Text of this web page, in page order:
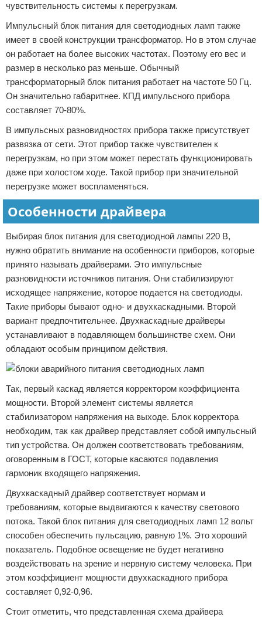
чувствительность системы к перегрузкам.
Импульсный блок питания для светодиодных ламп также
имеет в своей конструкции трансформатор. Но в этом случае
он работает на более высоких частотах. Поэтому его вес и
размер в несколько раз меньше. Обычный
трансформаторный блок питания работает на частоте 50 Гц.
Он значительно габаритнее. КПД импульсного прибора
составляет 70-80%.
В импульсных разновидностях прибора также присутствует
развязка от сети. Этот прибор также чувствителен к
перегрузкам, но при этом может перестать функционировать
даже при холостом ходе. Такой прибор при значительной
перегрузке может воспламеняться.
Особенности драйвера
Выбирая блок питания для светодиодной лампы 220 В,
нужно обратить внимание на особенности приборов, которые
принято называть драйверами. Это импульсные
разновидности источников питания. Они стабилизируют
исходящее напряжение, которое подается на светодиоды.
Такие приборы бывают одно- и двухкаскадными. Второй
вариант предпочтительнее. Двухкаскадные драйверы
устанавливают в подавляющем большинстве схем. Они
обладают особым принципом действия.
Так, первый каскад является корректором коэффициента
мощности. Второй элемент системы является
стабилизатором напряжения на выходе. Блок корректора
необходим, так как драйвер представляет собой импульсный
тип устройства. Он должен соответствовать требованиям,
оговоренным в ГОСТ, которые касаются подавления
гармоник входящего напряжения.
Двухкаскадный драйвер соответствует нормам и
требованиям, которые выдвигаются к качеству светового
потока. Такой блок питания для светодиодных ламп 12 вольт
способен обеспечить пульсацию, равную 1%. Это хороший
показатель. Подобное освещение не будет негативно
воздействовать на зрение и нервную систему человека. При
этом коэффициент мощности двухкаскадного прибора
составляет 0,92-0,96.
Стоит отметить, что представленная схема драйвера